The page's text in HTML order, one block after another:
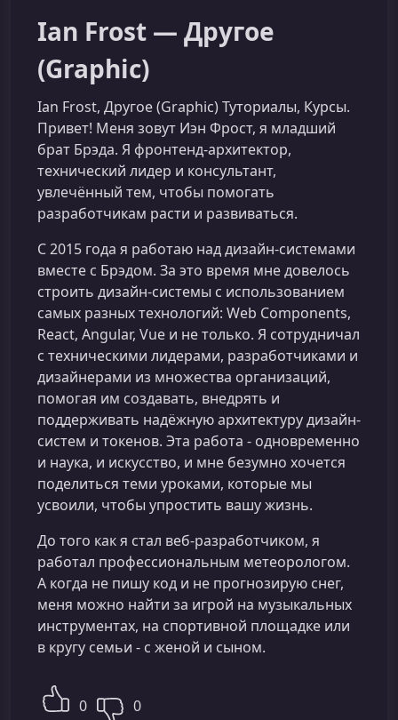
Ian Frost — Другое
(Graphic)
Ian Frost, Другое (Graphic) Туториалы, Курсы.
Привет! Меня зовут Иэн Фрост, я младший
брат Брэда. Я фронтенд-архитектор,
технический лидер и консультант,
увлечённый тем, чтобы помогать
разработчикам расти и развиваться.
С 2015 года я работаю над дизайн-системами
вместе с Брэдом. За это время мне довелось
строить дизайн-системы с использованием
самых разных технологий: Web Components,
React, Angular, Vue и не только. Я сотрудничал
с техническими лидерами, разработчиками и
дизайнерами из множества организаций,
помогая им создавать, внедрять и
поддерживать надёжную архитектуру дизайн-
систем и токенов. Эта работа - одновременно
и наука, и искусство, и мне безумно хочется
поделиться теми уроками, которые мы
усвоили, чтобы упростить вашу жизнь.
До того как я стал веб-разработчиком, я
работал профессиональным метеорологом.
А когда не пишу код и не прогнозирую снег,
меня можно найти за игрой на музыкальных
инструментах, на спортивной площадке или
в кругу семьи - с женой и сыном.
0 0